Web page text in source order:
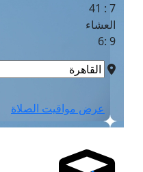
7 : 41
العشاء
9 :6
عرض مواقيت الصلاة